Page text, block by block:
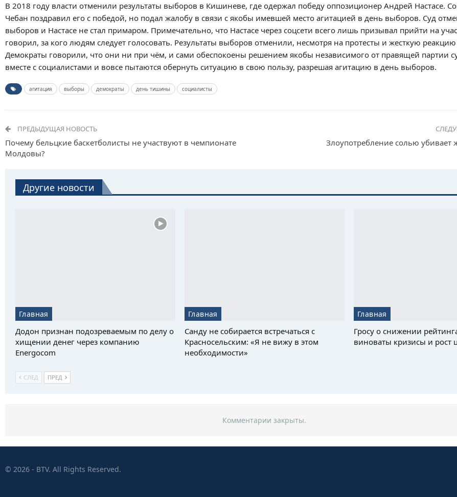
В 2018 году власти отменили результаты выборов в Кишиневе, где одержал победу оппозиционер Андрей Настасе.
Чебан поздравил его с победой, но подал жалобу в связи с якобы имевшей место агитацией в день выборов. Суд
выборов и Настасе не стал примаром. Примечательно, что Настасе через соцсети всего лишь призывал прийти на
говорил, за кого людям следует голосовать. Результаты выборов отменили, несмотря на протесты и жесткую
Демократы говорили, что они ни при чём, и сами обеспокоены решением якобы независимого от правящей партии
вместе с социалистами и вовсе пытаются обернуть ситуацию в свою пользу, разрешая агитацию в день выборов.
агитация выборы демократы день тишины социалисты
ПРЕДЫДУЩАЯ НОВОСТЬ
Почему бельцкие баскетболисты не участвуют в чемпионате
Молдовы?
Злоупотребление солью
Другие новости
Главная
Додон признан подозреваемым по делу о
хищении денег через компанию
Energocom
Главная
Санду не собирается встречаться с
Красносельским: «Я не вижу в этом
необходимости»
Главная
Гросу о снижении
виноваты кризисы и рост
СЛЕД ПРЕД
Комментарии закрыты.
© 2026 - BTV. All Rights Reserved.